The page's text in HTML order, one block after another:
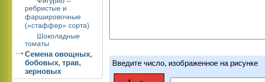
ребристые и
фаршировочные
(«стаффер» сорта)
Шоколадные
томаты
Семена овощных,
бобовых, трав,
зерновых
Введите число, изображенное на рисунке